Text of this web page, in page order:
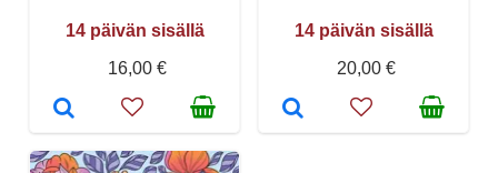
14 päivän sisällä
16,00 €
14 päivän sisällä
20,00 €